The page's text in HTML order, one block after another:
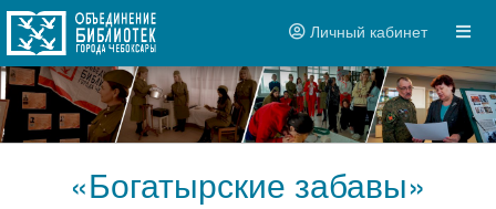
Личный кабинет
«Богатырские забавы»